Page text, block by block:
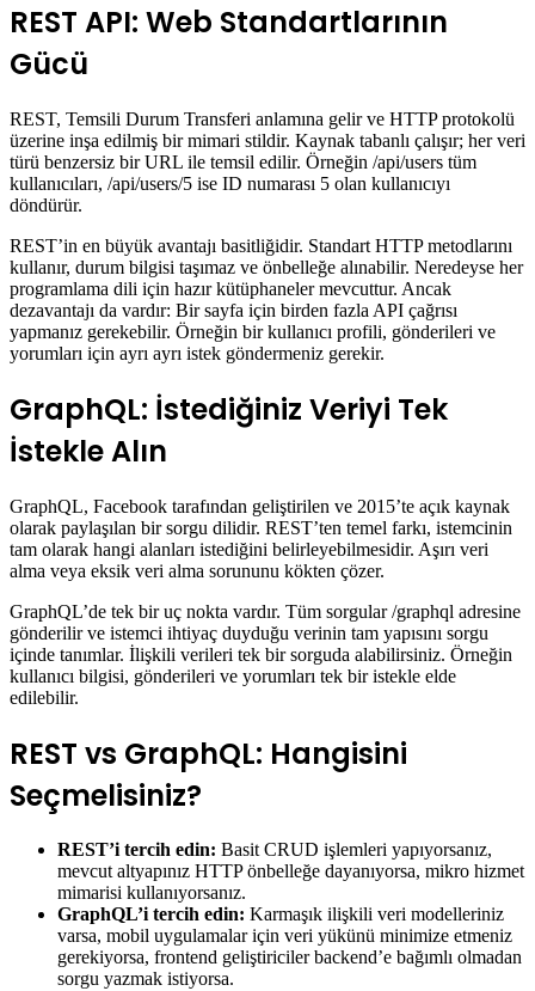
REST API: Web Standartlarının
Gücü
REST, Temsili Durum Transferi anlamına gelir ve HTTP protokolü
üzerine inşa edilmiş bir mimari stildir. Kaynak tabanlı çalışır; her veri
türü benzersiz bir URL ile temsil edilir. Örneğin /api/users tüm
kullanıcıları, /api/users/5 ise ID numarası 5 olan kullanıcıyı
döndürür.
REST’in en büyük avantajı basitliğidir. Standart HTTP metodlarını
kullanır, durum bilgisi taşımaz ve önbelleğe alınabilir. Neredeyse her
programlama dili için hazır kütüphaneler mevcuttur. Ancak
dezavantajı da vardır: Bir sayfa için birden fazla API çağrısı
yapmanız gerekebilir. Örneğin bir kullanıcı profili, gönderileri ve
yorumları için ayrı ayrı istek göndermeniz gerekir.
GraphQL: İstediğiniz Veriyi Tek
İstekle Alın
GraphQL, Facebook tarafından geliştirilen ve 2015’te açık kaynak
olarak paylaşılan bir sorgu dilidir. REST’ten temel farkı, istemcinin
tam olarak hangi alanları istediğini belirleyebilmesidir. Aşırı veri
alma veya eksik veri alma sorununu kökten çözer.
GraphQL’de tek bir uç nokta vardır. Tüm sorgular /graphql adresine
gönderilir ve istemci ihtiyaç duyduğu verinin tam yapısını sorgu
içinde tanımlar. İlişkili verileri tek bir sorguda alabilirsiniz. Örneğin
kullanıcı bilgisi, gönderileri ve yorumları tek bir istekle elde
edilebilir.
REST vs GraphQL: Hangisini
Seçmelisiniz?
REST’i tercih edin: Basit CRUD işlemleri yapıyorsanız,
mevcut altyapınız HTTP önbelleğe dayanıyorsa, mikro hizmet
mimarisi kullanıyorsanız.
GraphQL’i tercih edin: Karmaşık ilişkili veri modelleriniz
varsa, mobil uygulamalar için veri yükünü minimize etmeniz
gerekiyorsa, frontend geliştiriciler backend’e bağımlı olmadan
sorgu yazmak istiyorsa.